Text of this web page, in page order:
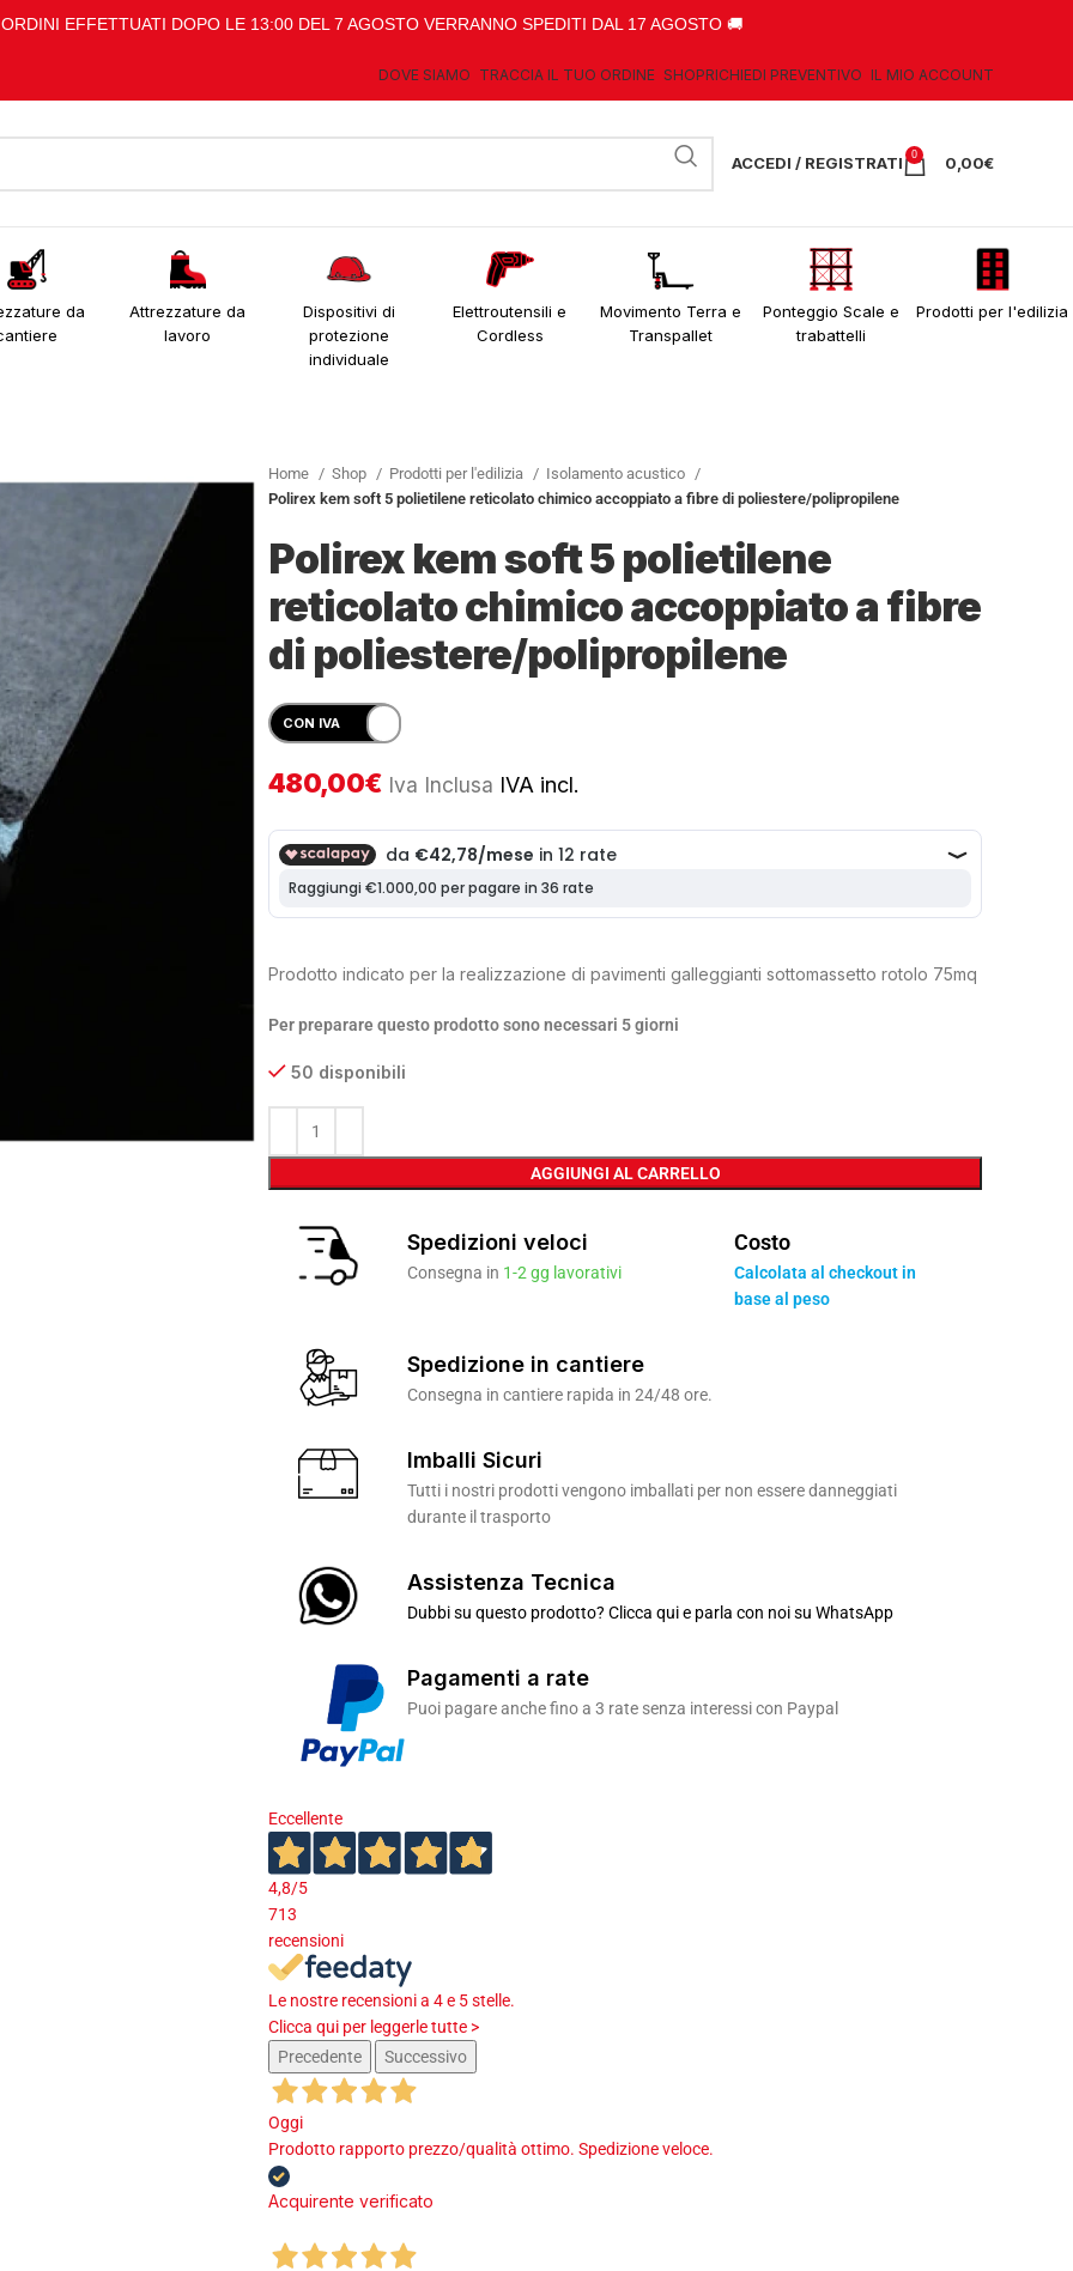
EFFETTUATI DOPO LE 13:00 DEL 7 AGOSTO VERRANNO SPEDITI DAL 17 AGOSTO 🚚
DOVE SIAMO TRACCIA IL TUO ORDINE SHOPRICHIEDI PREVENTIVO IL MIO ACCOUNT
ACCEDI / REGISTRATI 0 0,00€
da
Attrezzature da
lavoro
Dispositivi di
protezione
individuale
Elettroutensili e
Cordless
Movimento Terra e
Transpallet
Ponteggio Scale e
trabattelli
Prodotti per l'edilizia
Home Shop Prodotti per l'edilizia
Isolamento acustico
Polirex kem soft 5 polietilene reticolato chimico accoppiato a fibre di poliestere/polipropilene
Polirex kem soft 5 polietilene
reticolato chimico accoppiato a fibre
di poliestere/polipropilene
480,00€ Iva Inclusa IVA incl.
Prodotto indicato per la realizzazione di pavimenti galleggianti sottomassetto rotolo 75mq
Per preparare questo prodotto sono necessari 5 giorni
50 disponibili
AGGIUNGI AL CARRELLO
Spedizioni veloci
Consegna in 1-2 gg lavorativi
Costo
Calcolata al checkout in
base al peso
Spedizione in cantiere
Consegna in cantiere rapida in 24/48 ore.
Imballi Sicuri
Tutti i nostri prodotti vengono imballati per non essere danneggiati
durante il trasporto
Assistenza Tecnica
Dubbi su questo prodotto? Clicca qui e parla con noi su WhatsApp
Pagamenti a rate
Puoi pagare anche fino a 3 rate senza interessi con Paypal
Eccellente
4,8/5
713
recensioni
Le nostre recensioni a 4 e 5 stelle.
Clicca qui per leggerle tutte >
Precedente
Successivo
Oggi
Prodotto rapporto prezzo/qualità ottimo. Spedizione veloce.
Acquirente verificato